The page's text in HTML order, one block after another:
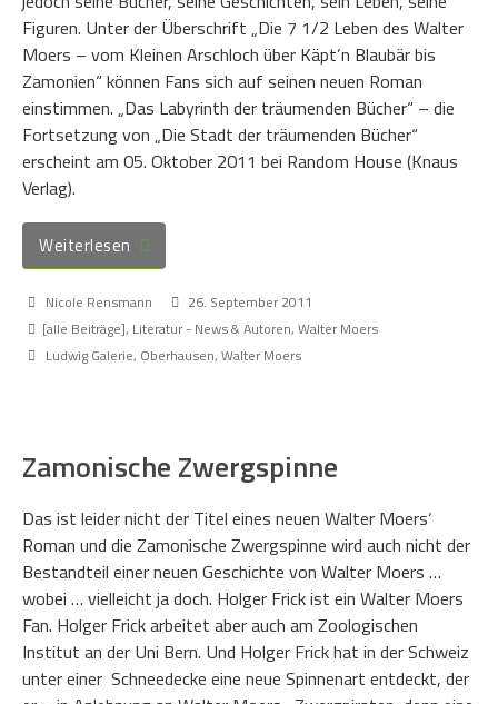
Figuren. Unter der Überschrift „Die 7 1/2 Leben des Walter
Moers – vom Kleinen Arschloch über Käpt’n Blaubär bis
Zamonien“ können Fans sich auf seinen neuen Roman
einstimmen. „Das Labyrinth der träumenden Bücher“ – die
Fortsetzung von „Die Stadt der träumenden Bücher“
erscheint am 05. Oktober 2011 bei Random House (Knaus
Verlag).
Weiterlesen
Nicole Rensmann
26. September 2011
[alle Beiträge], Literatur - News & Autoren, Walter Moers
Ludwig Galerie, Oberhausen, Walter Moers
Zamonische Zwergspinne
Das ist leider nicht der Titel eines neuen Walter Moers‘
Roman und die Zamonische Zwergspinne wird auch nicht der
Bestandteil einer neuen Geschichte von Walter Moers …
wobei … vielleicht ja doch. Holger Frick ist ein Walter Moers
Fan. Holger Frick arbeitet aber auch am Zoologischen
Institut an der Uni Bern. Und Holger Frick hat in der Schweiz
unter einer Schneedecke eine neue Spinnenart entdeckt, der